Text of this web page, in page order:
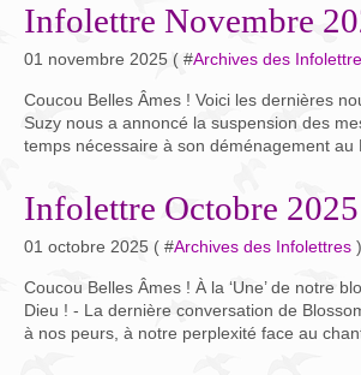
Infolettre Novembre
01 novembre 2025 ( #Archives des
Coucou Belles Âmes ! Voici les dernières
Suzy nous a annoncé la suspension des
temps nécessaire à son déménagement
Infolettre Octobre 2025
01 octobre 2025 ( #Archives des Infolettres )
Coucou Belles Âmes ! À la ‘Une’ de notre
Dieu ! - La dernière conversation de
à nos peurs, à notre perplexité face au